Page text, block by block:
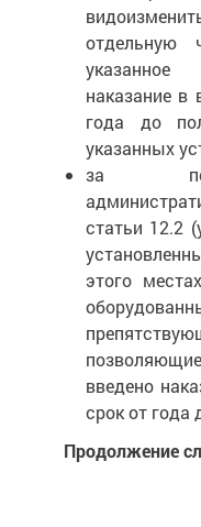
отдельную
указанное
наказание в
года до
указанных
за
статьи 12.2
этого
введено
срок от года
Продолжение